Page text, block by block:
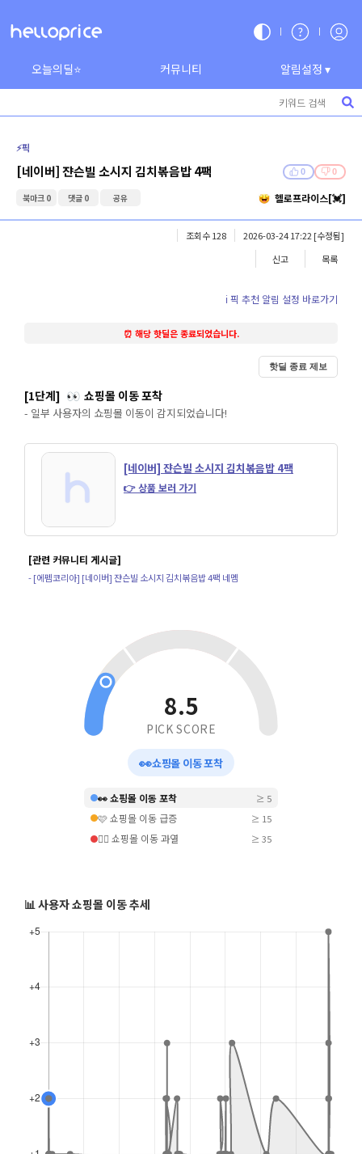
오늘의딜⭐ 커뮤니티 알림설정 ▾
⚡️픽
[네이버] 쟌슨빌 소시지 김치볶음밥 4팩 0 0
북마크 0 댓글 0 공유 헬로프라이스[💓]
조회수 128 2026-03-24 17:22 [수정됨]
신고
목록
ℹ️ 픽 추천 알림 설정 바로가기
⏰ 해당 핫딜은 종료되었습니다.
핫딜 종료 제보
[1단계] 👀 쇼핑몰 이동 포착
- 일부 사용자의 쇼핑몰 이동이 감지되었습니다!
[네이버] 쟌슨빌 소시지 김치볶음밥 4팩
👉 상품 보러 가기
[관련 커뮤니티 게시글]
- [에펨코리아] [네이버] 쟌슨빌 소시지 김치볶음밥 4팩 네멤
8.5
PICK SCORE
👀쇼핑몰 이동 포착
👀 쇼핑몰 이동 포착 ≥ 5
🩷 쇼핑몰 이동 급증 ≥ 15
❤️‍🔥 쇼핑몰 이동 과열 ≥ 35
📊 사용자 쇼핑몰 이동 추세